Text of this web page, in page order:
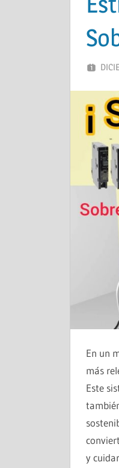
En un
más
Este
y